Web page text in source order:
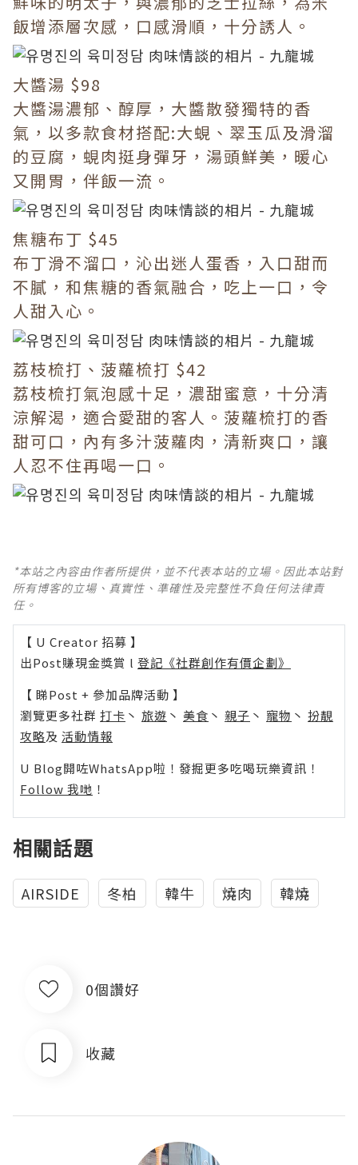
飯增添層次感，口感滑順，十分誘人。
大醬湯 $98
大醬湯濃郁、醇厚，大醬散發獨特的香
氣，以多款食材搭配:大蜆、翠玉瓜及滑溜
的豆腐，蜆肉挺身彈牙，湯頭鮮美，暖心
又開胃，伴飯一流。
焦糖布丁 $45
布丁滑不溜口，沁出迷人蛋香，入口甜而
不膩，和焦糖的香氣融合，吃上一口，令
人甜入心。
荔枝梳打、菠蘿梳打 $42
荔枝梳打氣泡感十足，濃甜蜜意，十分清
涼解渴，適合愛甜的客人。菠蘿梳打的香
甜可口，內有多汁菠蘿肉，清新爽口，讓
人忍不住再喝一口。
*本站之內容由作者所提供，並不代表本站的立場。因此本站對
所有博客的立場、真實性、準確性及完整性不負任何法律責
任。
【 U Creator 招募 】
出Post賺現金獎賞 l 登記《社群創作有價企劃》
【 睇Post + 參加品牌活動 】
瀏覽更多社群 打卡 丶 旅遊 丶 美食 丶 親子 丶 寵物 丶 扮靚
攻略及 活動情報
U Blog開咗WhatsApp啦！發掘更多吃喝玩樂資訊！
Follow 我哋 ！
相關話題
AIRSIDE 冬柏 韓牛 燒肉 韓燒
0個讚好
收藏